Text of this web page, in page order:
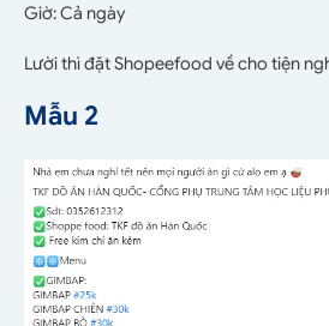
Giờ: Cả ngày
Lười thì đặt Shopeefood về cho tiện
Mẫu 2